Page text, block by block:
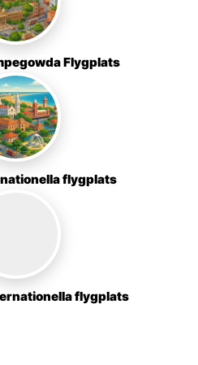
Flygplats
flygplats
flygplats